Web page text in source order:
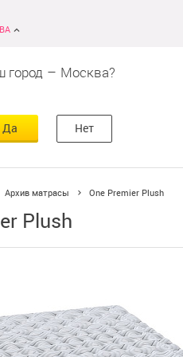
город – Москва
Да Нет
Кровати Постельное
Архив матрасы One Premier Plush
Plush